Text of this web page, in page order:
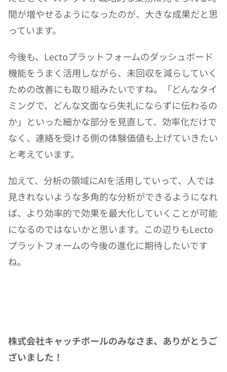
間が増やせるようになったのが、大きな成果だと思
っています。
今後も、Lectoプラットフォームのダッシュボード
機能をうまく活用しながら、未回収を減らしていく
ための改善にも取り組みたいですね。「どんなタイ
ミングで、どんな文面なら失礼にならずに伝わるの
か」といった細かな部分を見直して、効率化だけで
なく、連絡を受ける側の体験価値も上げていきたい
と考えています。
加えて、分析の領域にAIを活用していって、人では
見きれないような多角的な分析ができるようになれ
ば、より効率的で効果を最大化していくことが可能
になるのではないかと思います。この辺りもLecto
プラットフォームの今後の進化に期待したいです
ね。
株式会社キャッチボールのみなさま、ありがとうご
ざいました！